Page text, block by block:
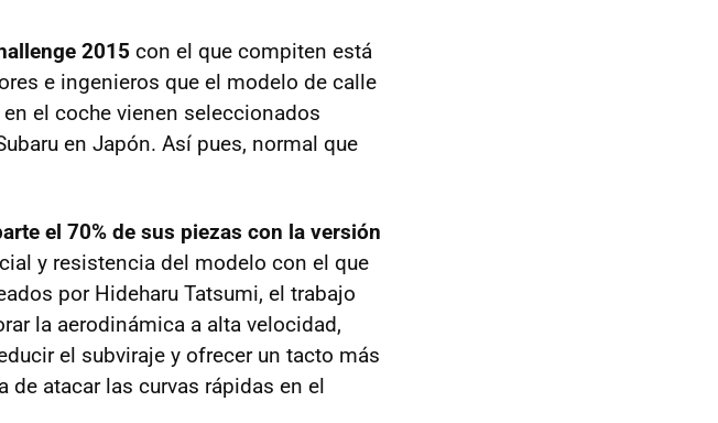
2015 con el que compiten está
e ingenieros que el modelo de calle
el coche vienen seleccionados
en Japón. Así pues, normal que
el 70% de sus piezas con la versión
y resistencia del modelo con el que
por Hideharu Tatsumi, el trabajo
la aerodinámica a alta velocidad,
el subviraje y ofrecer un tacto más
atacar las curvas rápidas en el